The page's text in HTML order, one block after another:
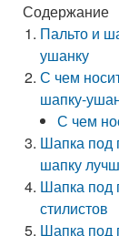
Содержание
Пальто и
ушанку
С чем
шапку-
С чем
Шапка под
шапку
Шапка под
стилистов
Шапка под